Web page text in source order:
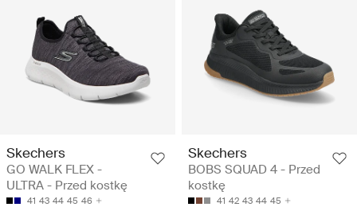
Skechers
GO WALK FLEX -
ULTRA - Przed kostkę
41 43 44 45 46
Skechers
BOBS SQUAD 4 - Przed
kostkę
41 42 43 44 45